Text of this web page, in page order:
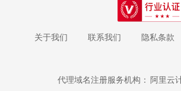
关于我们 联系我们 隐私条款
代理域名注册服务机构： 阿里云